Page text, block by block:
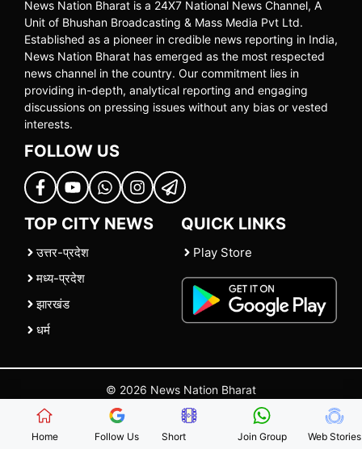
News Nation Bharat is a 24X7 National News Channel, A
Unit of Bhushan Broadcasting & Mass Media Pvt Ltd.
Established as a pioneer in credible news reporting in India,
News Nation Bharat has emerged as the most respected
news channel in the country. Our commitment lies in
providing in-depth, analytical reporting and engaging
discussions on pressing issues without any bias or vested
interests.
FOLLOW US
TOP CITY NEWS
उत्तर-प्रदेश
मध्य-प्रदेश
झारखंड
धर्म
QUICK LINKS
Play Store
© 2026 News Nation Bharat
| |Contact Us |Policies Terms and Conditions
Home Follow Us Short Join Group Web Stories